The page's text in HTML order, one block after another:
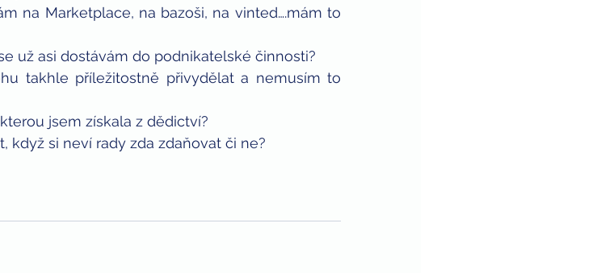
na Marketplace, na bazoši, na vinted….mám to
už asi dostávám do podnikatelské činnosti?
takhle příležitostně přivydělat a nemusím to
jsem získala z dědictví?
když si neví rady zda zdaňovat či ne?